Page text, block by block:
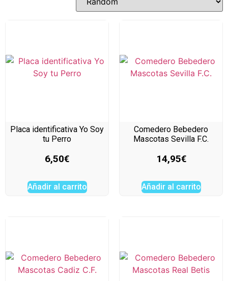
Placa identificativa Yo Soy
tu Perro
6,50€
Añadir al carrito
Comedero Bebedero
Mascotas Sevilla F.C.
14,95€
Añadir al carrito